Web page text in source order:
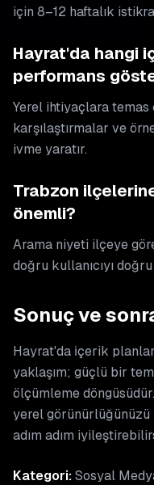
için 8–12 haftalık
Hayrat'da hangi
performans
Yerel ihtiyaçlara
karşılaştırmalar ve
ivme yaratır.
Trabzon
önemli?
Arama niyeti ilçeye
doğru kullanıcıyı
Sonuç ve
Hayrat'da i̇çerik
yaklaşım; güçlü bir
ölçümleme
yerel görünürlüğünüzü
adım adım
Kategori:Sosyal